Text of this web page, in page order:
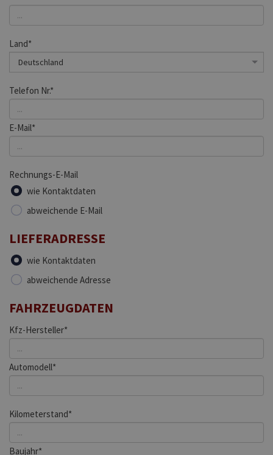
Land*
Telefon Nr.*
E-Mail*
Rechnungs-E-Mail
wie Kontaktdaten
abweichende E-Mail
LIEFERADRESSE
wie Kontaktdaten
abweichende Adresse
FAHRZEUGDATEN
Kfz-Hersteller*
Automodell*
Kilometerstand*
Baujahr*